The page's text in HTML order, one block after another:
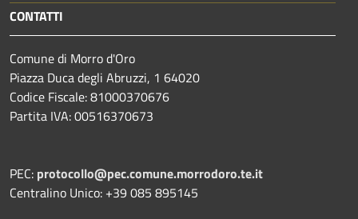
CONTATTI
Comune di Morro d'Oro
Piazza Duca degli Abruzzi, 1 64020
Codice Fiscale: 81000370676
Partita IVA: 00516370673
PEC: protocollo@pec.comune.morrodoro.te.it
Centralino Unico: +39 085 895145